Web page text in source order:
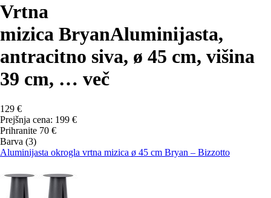
Vrtna
mizica BryanAluminijasta,
antracitno siva, ø 45 cm, višina
39 cm, … več
129 €
Prejšnja cena: 199 €
Prihranite 70 €
Barva (3)
Aluminijasta okrogla vrtna mizica ø 45 cm Bryan – Bizzotto